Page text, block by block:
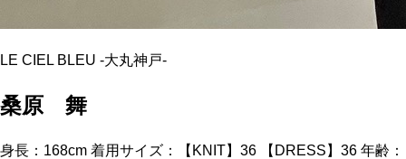
LE CIEL BLEU -大丸神戸-
桑原 舞
身長：168cm 着用サイズ：【KNIT】36 【DRESS】36 年齢：